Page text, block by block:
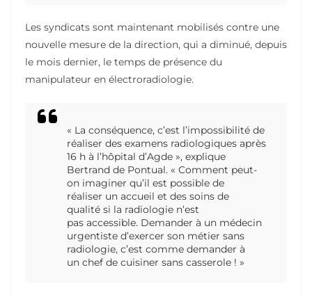
Les syndicats sont maintenant mobilisés contre une
nouvelle mesure de la direction, qui a diminué, depuis
le mois dernier, le temps de présence du
manipulateur en électroradiologie.
« La conséquence, c’est l’impossibilité de
réaliser des examens radiologiques après
16 h à l’hôpital d’Agde », explique
Bertrand de Pontual. « Comment peut-
on imaginer qu’il est possible de
réaliser un accueil et des soins de
qualité si la radiologie n’est
pas accessible. Demander à un médecin
urgentiste d’exercer son métier sans
radiologie, c’est comme demander à
un chef de cuisiner sans casserole ! »